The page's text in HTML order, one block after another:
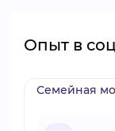
Опыт в
Семейная